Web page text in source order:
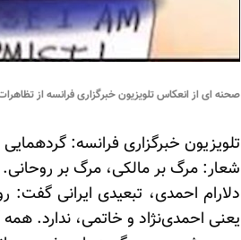
صحنه اى از انعكاس تلويزيون خبرگزارى فرانسه از
تلویزیون خبرگزاری فرانسه:
شعار: مرگ بر مالکی، مرگ بر
دلارام احمدی، تبعیدی ایرانی گفت:
یعنی احمدی‌نژاد و خاتمی، ندارد.